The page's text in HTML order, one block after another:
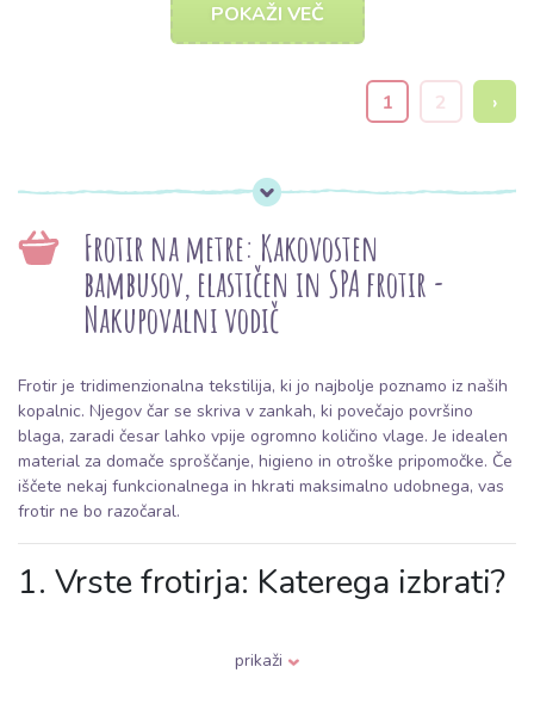
POKAŽI VEČ
1 2 ›
Frotir na metre: Kakovosten
bambusov, elastičen in SPA frotir -
Nakupovalni vodič
Frotir je tridimenzionalna tekstilija, ki jo najbolje poznamo iz naših
kopalnic. Njegov čar se skriva v zankah, ki povečajo površino
blaga, zaradi česar lahko vpije ogromno količino vlage. Je idealen
material za domače sproščanje, higieno in otroške pripomočke. Če
iščete nekaj funkcionalnega in hkrati maksimalno udobnega, vas
frotir ne bo razočaral.
1. Vrste frotirja: Katerega izbrati?
razlikujejo po sestavi in načinu obdelave:
prikaži